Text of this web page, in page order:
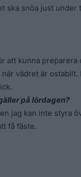
ska snöa just under
att kunna preparera
vädret är ostabilt.
på lördagen?
jag kan inte styra
få fäste.